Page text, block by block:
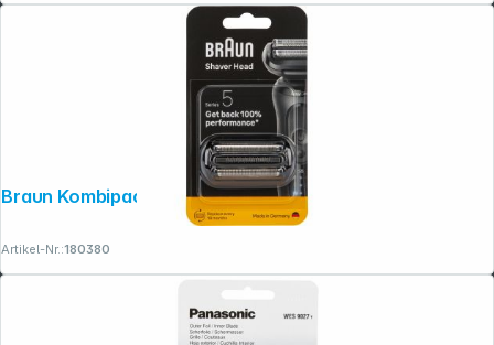
Braun Kombipack 54B
Artikel-Nr.:180380